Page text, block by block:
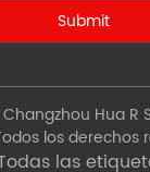
Hua R
los derechos
las